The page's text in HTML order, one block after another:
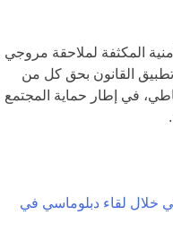
المكثفة لملاحقة مروجي
تطبيق القانون بحق كل من
في إطار حماية المجتمع
خلال لقاء دبلوماسي في